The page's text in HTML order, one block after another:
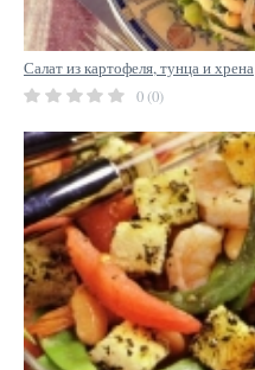
Салат из картофеля, тунца и хрена
0 (0)